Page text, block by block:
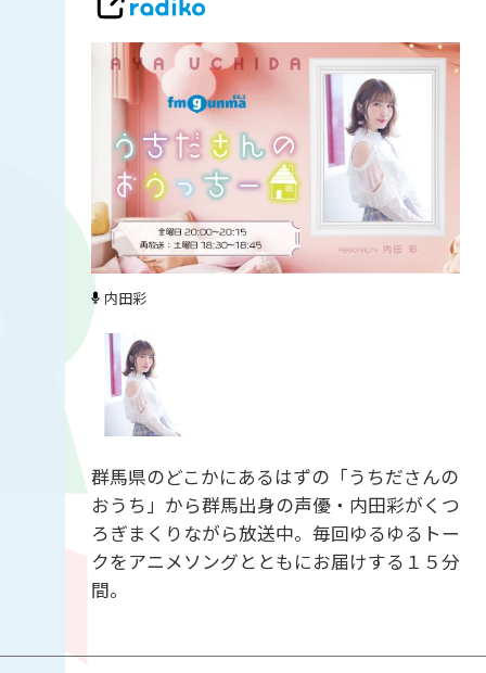
内田彩
群馬県のどこかにあるはずの「うちださんの
おうち」から群馬出身の声優・内田彩がくつ
ろぎまくりながら放送中。毎回ゆるゆるトー
クをアニメソングとともにお届けする１５分
間。